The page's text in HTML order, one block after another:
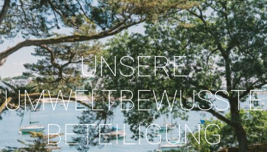
UNSERE
UMWELTBEWUSSTE
BETEILIGUNG